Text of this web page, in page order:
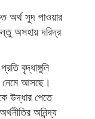
অর্থ সুদ পাওয়ার
অসহায় দরিদ্র
বৃদ্ধাঙ্গুলি
নেমে আসছে।
উদ্ধার পেতে
অনিন্দ্য